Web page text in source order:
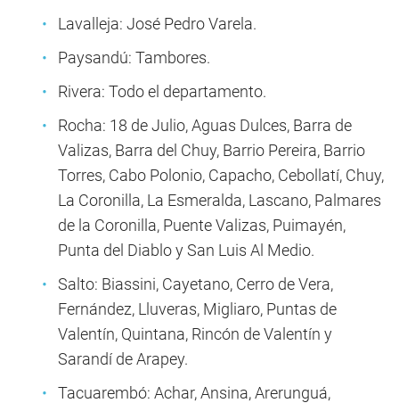
Lavalleja: José Pedro Varela.
Paysandú: Tambores.
Rivera: Todo el departamento.
Rocha: 18 de Julio, Aguas Dulces, Barra de
Valizas, Barra del Chuy, Barrio Pereira, Barrio
Torres, Cabo Polonio, Capacho, Cebollatí, Chuy,
La Coronilla, La Esmeralda, Lascano, Palmares
de la Coronilla, Puente Valizas, Puimayén,
Punta del Diablo y San Luis Al Medio.
Salto: Biassini, Cayetano, Cerro de Vera,
Fernández, Lluveras, Migliaro, Puntas de
Valentín, Quintana, Rincón de Valentín y
Sarandí de Arapey.
Tacuarembó: Achar, Ansina, Arerunguá,